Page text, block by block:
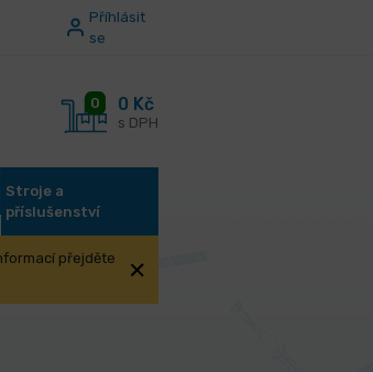
Příhlásit
se
0 0 Kč
s DPH
Stroje a
příslušenství
přejděte